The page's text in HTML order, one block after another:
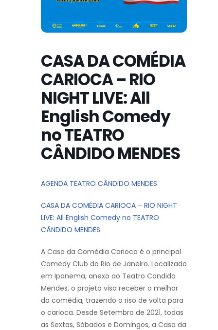
CASA DA COMÉDIA
CARIOCA – RIO
NIGHT LIVE: All
English Comedy
no TEATRO
CÂNDIDO MENDES
AGENDA TEATRO CÂNDIDO MENDES
CASA DA COMÉDIA CARIOCA – RIO NIGHT
LIVE: All English Comedy no TEATRO
CÂNDIDO MENDES
A Casa da Comédia Carioca é o principal
Comedy Club do Rio de Janeiro. Localizado
em Ipanema, anexo ao Teatro Candido
Mendes, o projeto visa receber o melhor
da comédia, trazendo o riso de volta para
o carioca. Desde Setembro de 2021, todas
as Sextas, Sábados e Domingos, a Casa da